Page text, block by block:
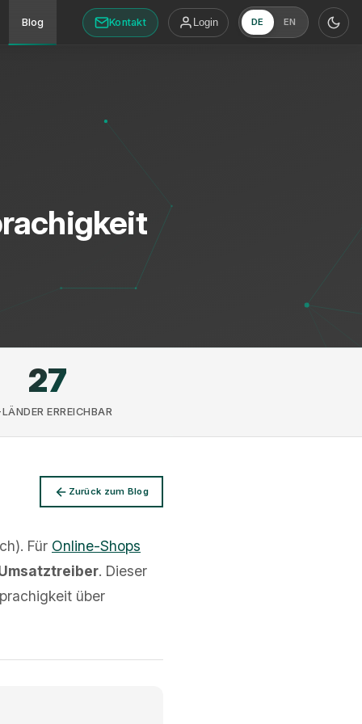
Blog Kontakt Login DE EN
27
ERREICHBAR
Zurück zum Blog
Für Online-Shops
. Dieser
über